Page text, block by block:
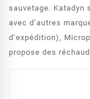
sauvetage. Katadyn
avec d’autres
d‘expédition),
propose des